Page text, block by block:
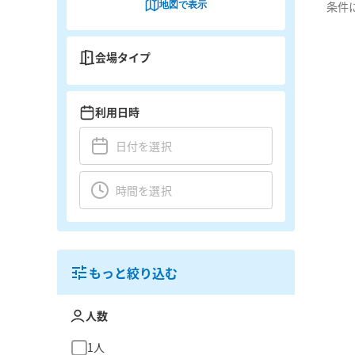
条件
地図で表示
会場タイプ
利用日時
もっと絞り込む
人数
1人